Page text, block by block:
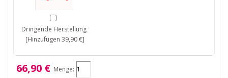
Dringende Herstellung
[Hinzufügen 39,90 €]
66,90 € Menge: